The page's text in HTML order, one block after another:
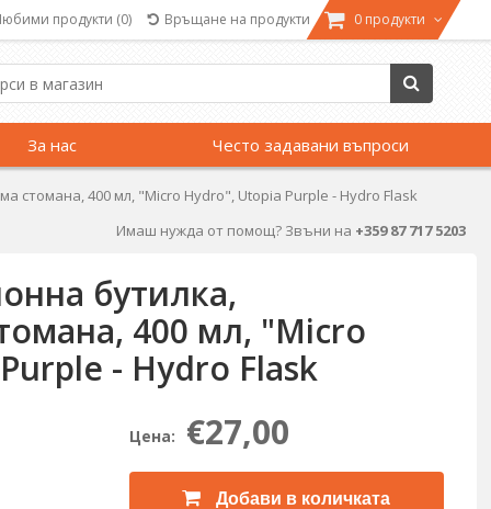
продукти (0) Връщане на продукти 0 продукти
За нас Често задавани въпроси
стомана, 400 мл, "Micro Hydro", Utopia Purple - Hydro Flask
Имаш нужда от помощ? Звъни на +359 87 717 5203
бутилка,
400 мл, "Micro
- Hydro Flask
Цена: €27,00
Добави в количката